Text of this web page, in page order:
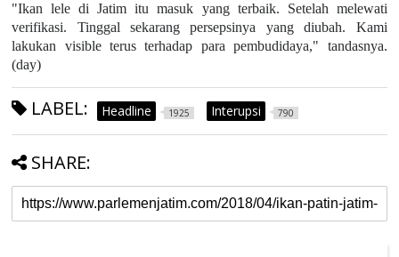
"Ikan lele di Jatim itu masuk yang terbaik. Setelah melewati
verifikasi. Tinggal sekarang persepsinya yang diubah. Kami
lakukan visible terus terhadap para pembudidaya," tandasnya.
(day)
LABEL: Headline 1925 Interupsi 790
SHARE: